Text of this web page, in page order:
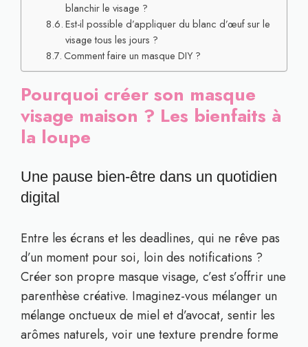
blanchir le visage ?
Est-il possible d’appliquer du blanc d’œuf sur le
visage tous les jours ?
Comment faire un masque DIY ?
Pourquoi créer son masque
visage maison ? Les bienfaits à
la loupe
Une pause bien-être dans un quotidien
digital
Entre les écrans et les deadlines, qui ne rêve pas
d’un moment pour soi, loin des notifications ?
Créer son propre masque visage, c’est s’offrir une
parenthèse créative. Imaginez-vous mélanger un
mélange onctueux de miel et d’avocat, sentir les
arômes naturels, voir une texture prendre forme